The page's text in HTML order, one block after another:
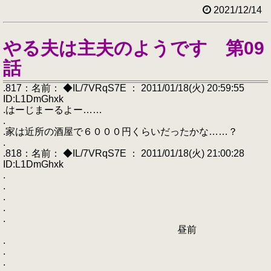
2021/12/14
やる夫は主夫のようです 第09
話
.817：名前： ◆IL/7VRqS7E ： 2011/01/18(火) 20:59:55
ID:L1DmGhxk
.はーじまーるよー……
.
.家は近所の酒屋で６０００円くらいだったかな……？
.
.818：名前： ◆IL/7VRqS7E ： 2011/01/18(火) 21:00:28
ID:L1DmGhxk
.
.
.
.
.
昼前
.
.
.